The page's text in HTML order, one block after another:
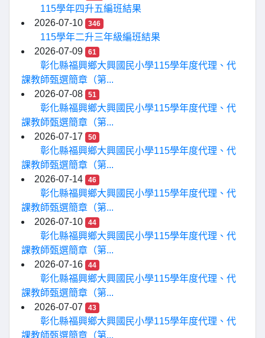
115學年四升五編班結果
2026-07-10
346
115學年二升三年級編班結果
2026-07-09
61
彰化縣福興鄉大興國民小學115學年度代理、代
課教師甄選簡章（第...
2026-07-08
51
彰化縣福興鄉大興國民小學115學年度代理、代
課教師甄選簡章（第...
2026-07-17
50
彰化縣福興鄉大興國民小學115學年度代理、代
課教師甄選簡章（第...
2026-07-14
46
彰化縣福興鄉大興國民小學115學年度代理、代
課教師甄選簡章（第...
2026-07-10
44
彰化縣福興鄉大興國民小學115學年度代理、代
課教師甄選簡章（第...
2026-07-16
44
彰化縣福興鄉大興國民小學115學年度代理、代
課教師甄選簡章（第...
2026-07-07
43
彰化縣福興鄉大興國民小學115學年度代理、代
課教師甄選簡章（第...